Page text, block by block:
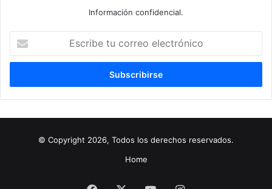
Información confidencial.
correo
© Copyright 2026, Todos los derechos reservados.
Home